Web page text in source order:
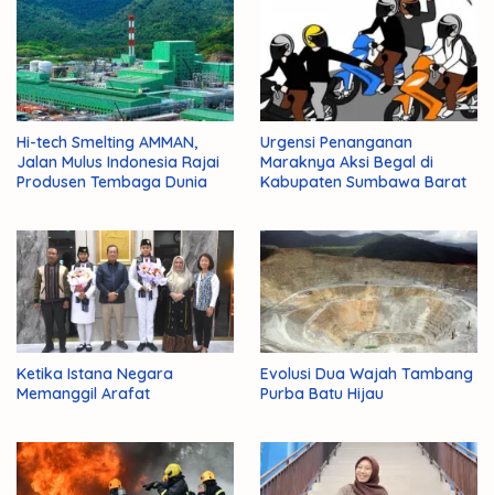
Hi-tech Smelting AMMAN,
Jalan Mulus Indonesia Rajai
Produsen Tembaga Dunia
Urgensi Penanganan
Maraknya Aksi Begal di
Kabupaten Sumbawa Barat
Ketika Istana Negara
Memanggil Arafat
Evolusi Dua Wajah Tambang
Purba Batu Hijau